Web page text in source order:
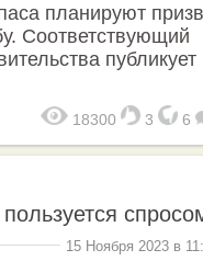
планируют
Соответствующий
публикует
18300 3 6
15 Ноября 2023 в